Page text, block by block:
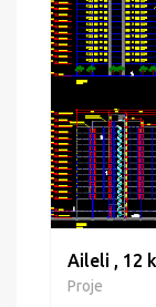
Aileli , 12
Proje